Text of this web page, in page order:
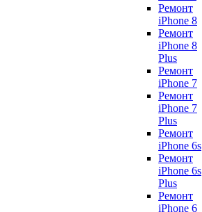
Ремонт
iPhone 8
Ремонт
iPhone 8
Plus
Ремонт
iPhone 7
Ремонт
iPhone 7
Plus
Ремонт
iPhone 6s
Ремонт
iPhone 6s
Plus
Ремонт
iPhone 6